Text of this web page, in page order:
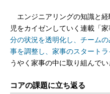
エンジニアリングの知識と
児をカイゼンしていく連載「家
分の状況を透明化し、チーム
事を調整し、家事のスタート
うやく家事の中に取り組んでい
コアの課題に立ち返る